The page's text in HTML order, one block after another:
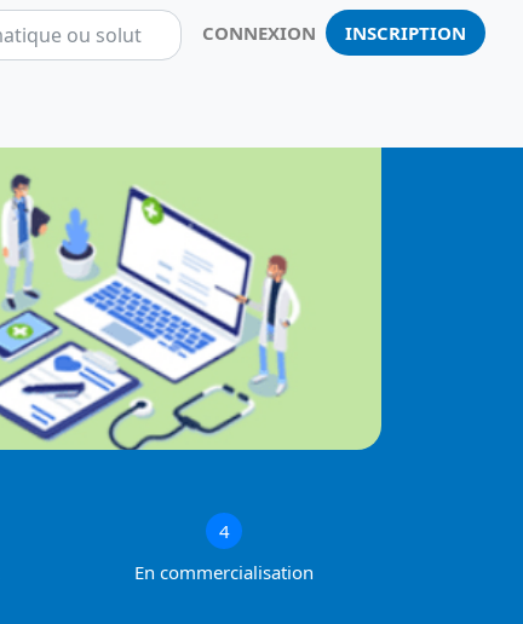
CONNEXION INSCRIPTION
4
En commercialisation